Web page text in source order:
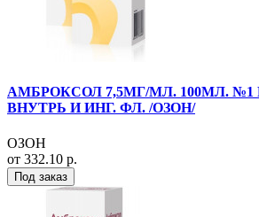
АМБРОКСОЛ 7,5МГ/МЛ. 100МЛ. №1
ВНУТРЬ И ИНГ. ФЛ. /ОЗОН/
ОЗОН
от 332.10 р.
Под заказ